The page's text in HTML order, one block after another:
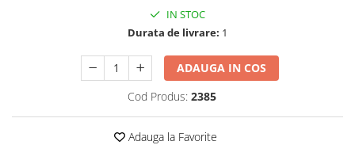
IN STOC
Durata de livrare: 1
ADAUGA IN COS
Cod Produs: 2385
Adauga la Favorite